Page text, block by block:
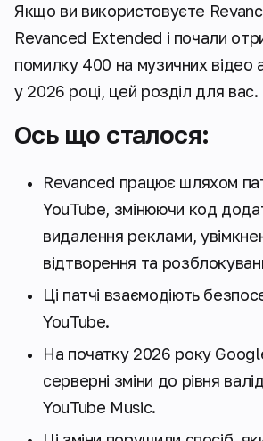
Якщо ви використовуєте
Revanced Extended і почали
помилку 400 на музичних відео
у 2026 році, цей розділ для вас.
Ось що сталося:
Revanced працює шляхом
YouTube, змінюючи код
видалення реклами,
відтворення та
Ці патчі взаємодіють
YouTube.
На початку 2026 року
серверні зміни до рівня
YouTube Music.